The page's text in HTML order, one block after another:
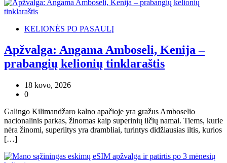
KELIONĖS PO PASAULĮ
Apžvalga: Angama Amboseli, Kenija –
prabangių kelionių tinklaraštis
18 kovo, 2026
0
Galingo Kilimandžaro kalno apačioje yra gražus Amboselio
nacionalinis parkas, žinomas kaip superinių ilčių namai. Tiems, kurie
nėra žinomi, superiltys yra drambliai, turintys didžiausias iltis, kurios
[…]